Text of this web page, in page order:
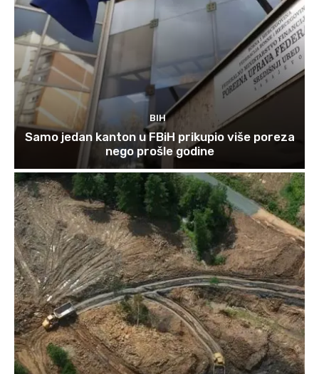
BIH
Samo jedan kanton u FBiH prikupio više poreza
nego prošle godine